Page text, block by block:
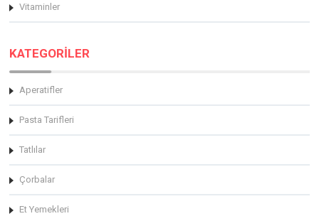
Vitaminler
KATEGORİLER
Aperatifler
Pasta Tarifleri
Tatlılar
Çorbalar
Et Yemekleri